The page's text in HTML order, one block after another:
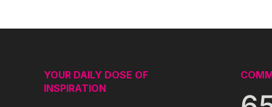
YOUR DAILY DOSE OF
INSPIRATION